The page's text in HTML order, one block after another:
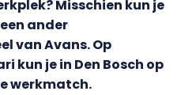
Misschien kun je
ander
van Avans. Op
kun je in Den Bosch op
werkmatch.